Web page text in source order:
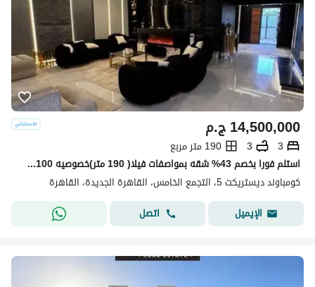
ج.م14,500,000
3
3
190 متر مربع
استلم فورا بخصم 43% شقه بمواصفات فيلا( 190 متر)خصوصيه 100% للبيع في ديستريكت 5 - District 5 التجمع الخامس دقائق من ميفيدا وهايد بارك وماونتن فيو
كومباوند ديستريكت 5، التجمع الخامس، القاهرة الجديدة، القاهرة
الإيميل
اتصل